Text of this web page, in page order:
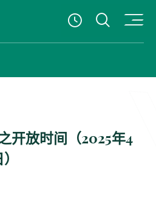
查看開放時
打开
开放时间（2025年4